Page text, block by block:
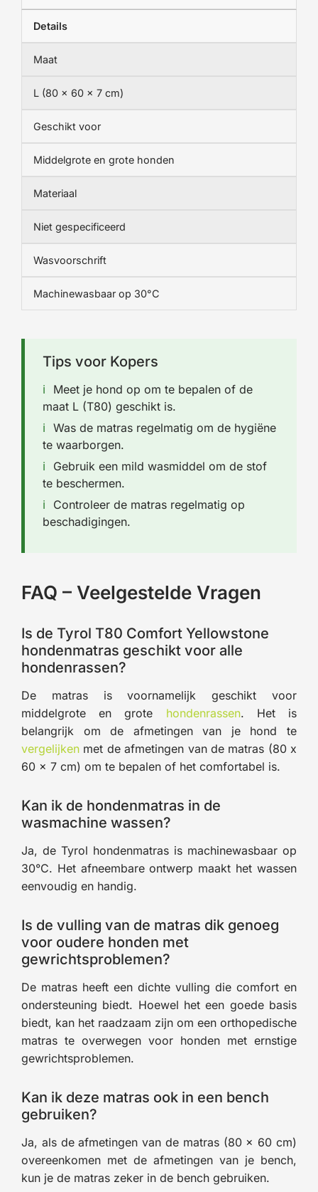
Details
Maat
L (80 x 60 x 7 cm)
Geschikt voor
Middelgrote en grote honden
Materiaal
Niet gespecificeerd
Wasvoorschrift
Machinewasbaar op 30°C
Tips voor Kopers
Meet je hond op om te bepalen of de
maat L (T80) geschikt is.
Was de matras regelmatig om de hygiëne
te waarborgen.
Gebruik een mild wasmiddel om de stof
te beschermen.
Controleer de matras regelmatig op
beschadigingen.
FAQ – Veelgestelde Vragen
Is de Tyrol T80 Comfort Yellowstone
hondenmatras geschikt voor alle
hondenrassen?
De matras is voornamelijk geschikt voor
middelgrote en grote hondenrassen. Het is
belangrijk om de afmetingen van je hond te
vergelijken met de afmetingen van de matras (80 x
60 x 7 cm) om te bepalen of het comfortabel is.
Kan ik de hondenmatras in de
wasmachine wassen?
Ja, de Tyrol hondenmatras is machinewasbaar op
30°C. Het afneembare ontwerp maakt het wassen
eenvoudig en handig.
Is de vulling van de matras dik genoeg
voor oudere honden met
gewrichtsproblemen?
De matras heeft een dichte vulling die comfort en
ondersteuning biedt. Hoewel het een goede basis
biedt, kan het raadzaam zijn om een orthopedische
matras te overwegen voor honden met ernstige
gewrichtsproblemen.
Kan ik deze matras ook in een bench
gebruiken?
Ja, als de afmetingen van de matras (80 x 60 cm)
overeenkomen met de afmetingen van je bench,
kun je de matras zeker in de bench gebruiken.